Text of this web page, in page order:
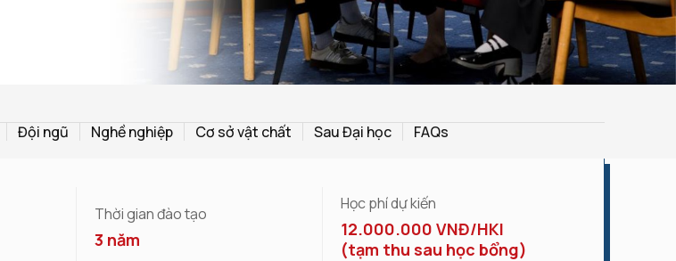
Đội ngũ Nghề nghiệp Cơ sở vật chất Sau Đại học FAQs
Thời gian đào tạo
3 năm
Học phí dự kiến
12.000.000 VNĐ/HKI
(tạm thu sau học bổng)